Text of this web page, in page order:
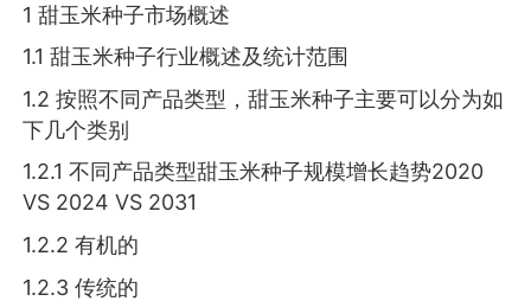
1 甜玉米种子市场概述
1.1 甜玉米种子行业概述及统计范围
1.2 按照不同产品类型，甜玉米种子主要可以分为如
下几个类别
1.2.1 不同产品类型甜玉米种子规模增长趋势2020
VS 2024 VS 2031
1.2.2 有机的
1.2.3 传统的